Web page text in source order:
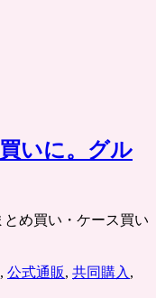
いに。グル
とめ買い・ケース買い
, 公式通販, 共同購入 ,